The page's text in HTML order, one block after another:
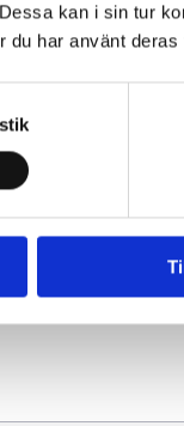
kan i sin tur
du har använt deras